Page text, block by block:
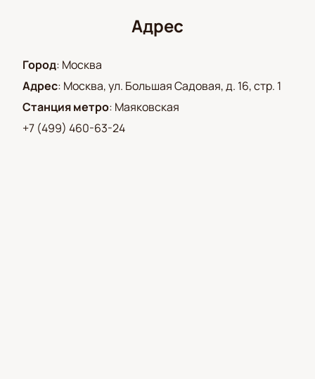
Адрес
Город: Москва
Адрес: Москва, ул. Большая Садовая, д. 16, стр. 1
Станция метро: Маяковская
+7 (499) 460-63-24